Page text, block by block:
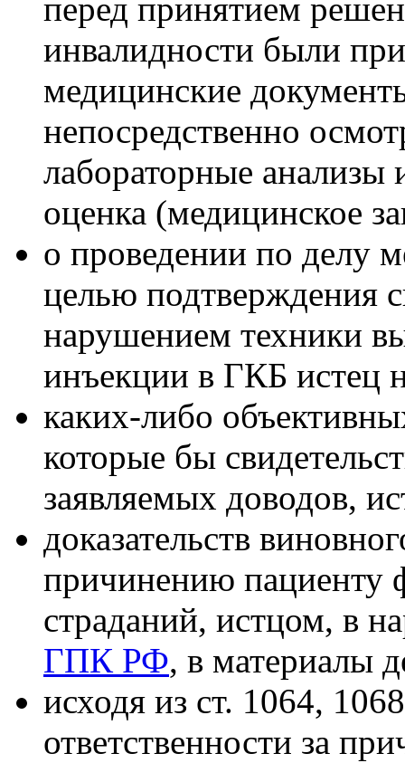
перед принятием
инвалидности были
медицинские
непосредственно
лабораторные
оценка (медицинское
о проведении по делу
целью подтверждения
нарушением техники
инъекции в ГКБ истец
каких-либо
которые бы
заявляемых доводов,
доказательств
причинению пациенту
страданий, истцом, в
ГПК РФ, в материалы
исходя из ст. 1064,
ответственности за